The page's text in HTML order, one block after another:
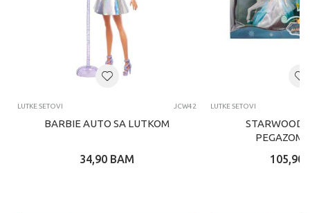
LUTKE SETOVI JCW42
BARBIE AUTO SA LUTKOM
34,90 BAM
LUTKE SETOVI
STARWOOD
PEGAZOM
105,90